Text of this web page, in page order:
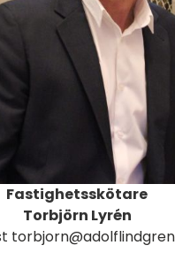
Fastighetsskötare
Torbjörn Lyrén